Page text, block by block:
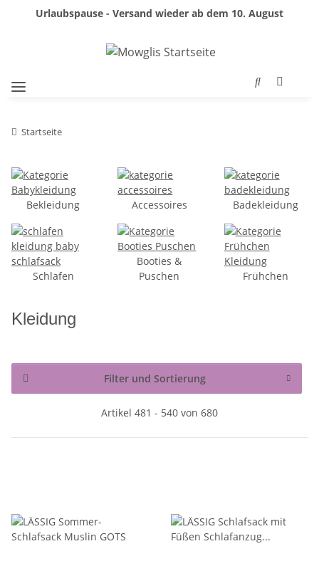
Urlaubspause - Versand wieder ab dem 10. August
Startseite
Bekleidung Accessoires Badekleidung
Schlafen
Booties &
Puschen
Frühchen
Kleidung
Filter und Sortierung
Artikel 481 - 540 von 680